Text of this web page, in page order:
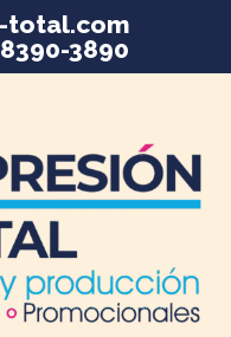
total.com
3890